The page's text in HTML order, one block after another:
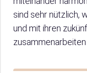
sind sehr nützlich,
und mit ihren